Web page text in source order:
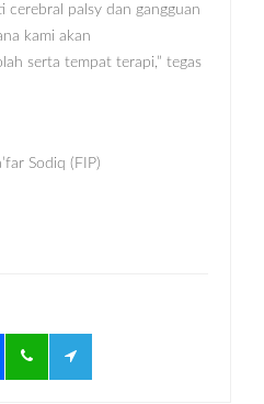
cerebral palsy dan gangguan
kami akan
serta tempat terapi,” tegas
Sodiq (FIP)